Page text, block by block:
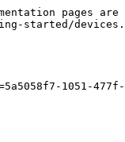
pages
started/
1051-